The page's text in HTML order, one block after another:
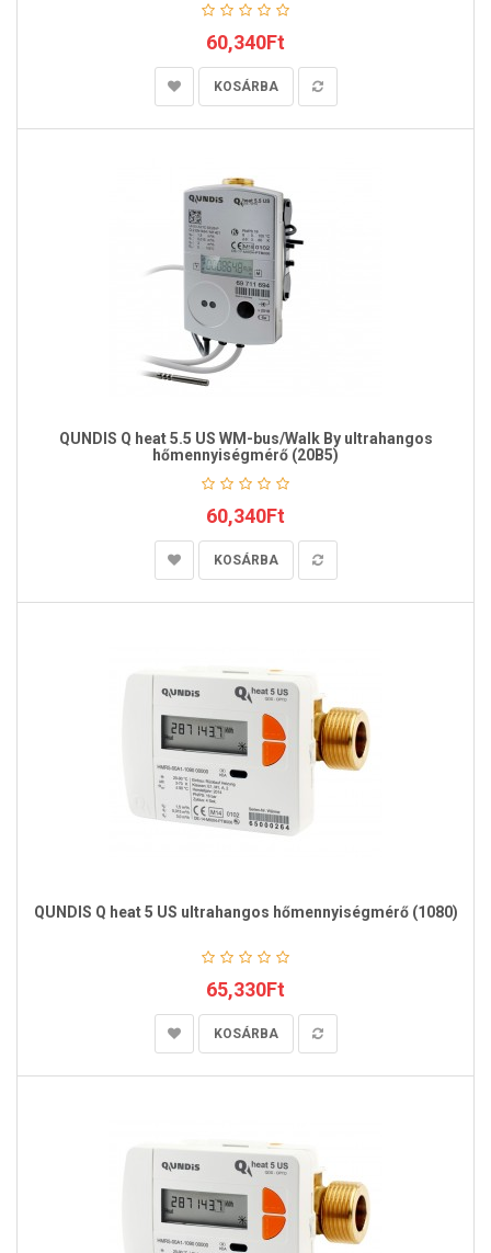
60,340Ft
KOSÁRBA
QUNDIS Q heat 5.5 US WM-bus/Walk By ultrahangos
hőmennyiségmérő (20B5)
60,340Ft
KOSÁRBA
QUNDIS Q heat 5 US ultrahangos hőmennyiségmérő (1080)
65,330Ft
KOSÁRBA